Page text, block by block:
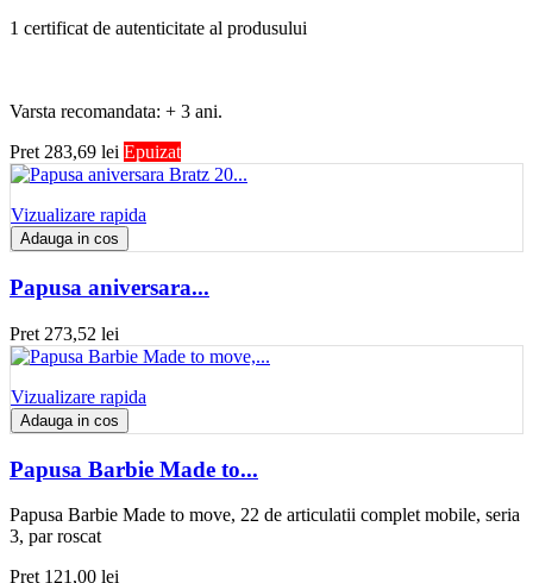
1 certificat de autenticitate al produsului
Varsta recomandata: + 3 ani.
Pret 283,69 lei Epuizat
Vizualizare rapida
Adauga in cos
Papusa aniversara...
Pret 273,52 lei
Vizualizare rapida
Adauga in cos
Papusa Barbie Made to...
Papusa Barbie Made to move, 22 de articulatii complet mobile, seria
3, par roscat
Pret 121,00 lei